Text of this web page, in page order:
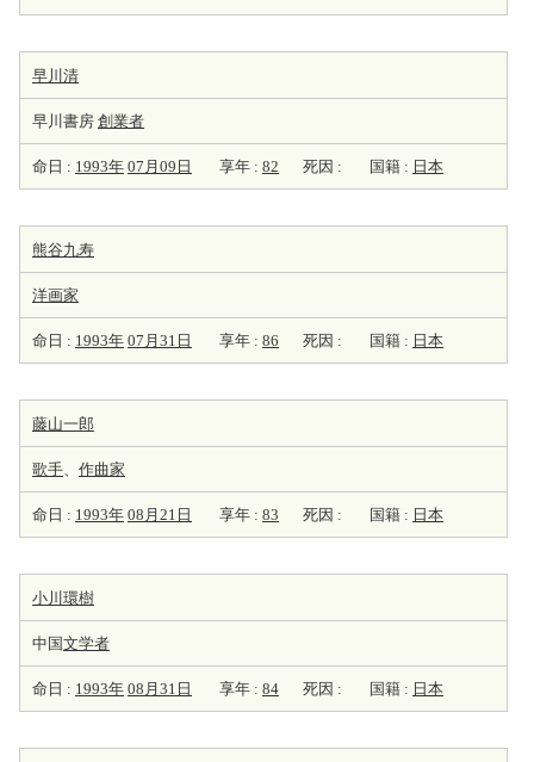
早川清
早川書房 創業者
命日 : 1993年 07月09日 享年 : 82 死因 : 国籍 : 日本
熊谷九寿
洋画家
命日 : 1993年 07月31日 享年 : 86 死因 : 国籍 : 日本
藤山一郎
歌手、 作曲家
命日 : 1993年 08月21日 享年 : 83 死因 : 国籍 : 日本
小川環樹
中国文学者
命日 : 1993年 08月31日 享年 : 84 死因 : 国籍 : 日本